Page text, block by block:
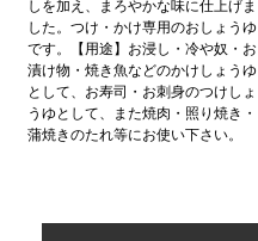
しを加え、まろやかな味に仕上げま
した。つけ・かけ専用のおしょうゆ
です。【用途】お浸し・冷や奴・お
漬け物・焼き魚などのかけしょうゆ
として、お寿司・お刺身のつけしょ
うゆとして、また焼肉・照り焼き・
蒲焼きのたれ等にお使い下さい。